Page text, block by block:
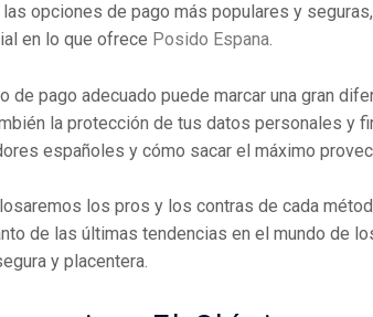
opciones de pago más populares y
en lo que ofrece Posido Espana.
de pago adecuado puede marcar una gran
la protección de tus datos personales y
españoles y cómo sacar el máximo
los pros y los contras de cada
de las últimas tendencias en el mundo de
y placentera.